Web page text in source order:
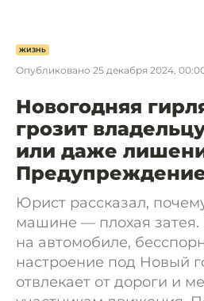
ЖИЗНЬ
Опубликовано 25 декабря 2024,
Новогодняя
грозит
или даже
Юрист рассказал,
машине — плохая затея.
на автомобиле,
настроение под Новый
отвлекает от дороги и